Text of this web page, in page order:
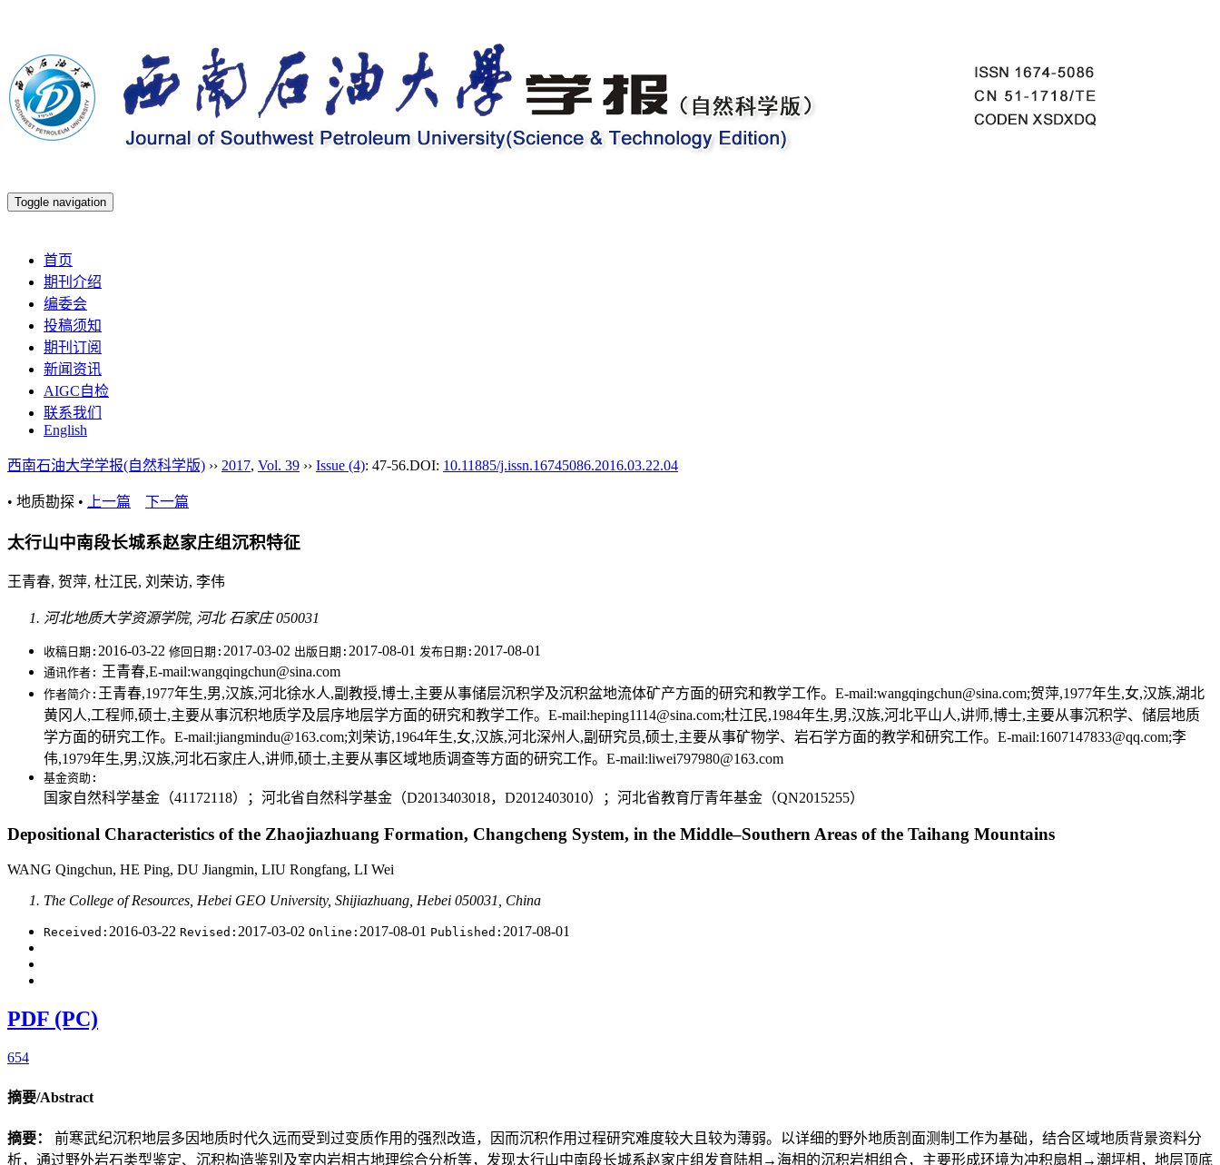
Toggle navigation
首页
期刊介绍
编委会
投稿须知
期刊订阅
新闻资讯
AIGC自检
联系我们
English
西南石油大学学报(自然科学版) ›› 2017, Vol. 39 ›› Issue (4): 47-56.DOI: 10.11885/j.issn.16745086.2016.03.22.04
• 地质勘探 • 上一篇 下一篇
太行山中南段长城系赵家庄组沉积特征
王青春, 贺萍, 杜江民, 刘荣访, 李伟
河北地质大学资源学院, 河北 石家庄 050031
收稿日期: 2016-03-22 修回日期: 2017-03-02 出版日期: 2017-08-01 发布日期: 2017-08-01
通讯作者: 王青春,E-mail:wangqingchun@sina.com
作者简介: 王青春,1977年生,男,汉族,河北徐水人,副教授,博士,主要从事储层沉积学及沉积盆地流体矿产方面的研究和教学工作。E-mail:wangqingchun@sina.com;贺萍,1977年生,女,汉族,湖北
黄冈人,工程师,硕士,主要从事沉积地质学及层序地层学方面的研究和教学工作。E-mail:heping1114@sina.com;杜江民,1984年生,男,汉族,河北平山人,讲师,博士,主要从事沉积学、储层地质
学方面的研究工作。E-mail:jiangmindu@163.com;刘荣访,1964年生,女,汉族,河北深州人,副研究员,硕士,主要从事矿物学、岩石学方面的教学和研究工作。E-mail:1607147833@qq.com;李
伟,1979年生,男,汉族,河北石家庄人,讲师,硕士,主要从事区域地质调查等方面的研究工作。E-mail:liwei797980@163.com
基金资助:
国家自然科学基金（41172118）；河北省自然科学基金（D2013403018，D2012403010）；河北省教育厅青年基金（QN2015255）
Depositional Characteristics of the Zhaojiazhuang Formation, Changcheng System, in the Middle–Southern Areas of the Taihang Mountains
WANG Qingchun, HE Ping, DU Jiangmin, LIU Rongfang, LI Wei
The College of Resources, Hebei GEO University, Shijiazhuang, Hebei 050031, China
Received: 2016-03-22 Revised: 2017-03-02 Online: 2017-08-01 Published: 2017-08-01
PDF (PC)
654
摘要/Abstract
摘要： 前寒武纪沉积地层多因地质时代久远而受到过变质作用的强烈改造，因而沉积作用过程研究难度较大且较为薄弱。以详细的野外地质剖面测制工作为基础，结合区域地质背景资料分
析，通过野外岩石类型鉴定、沉积构造鉴别及室内岩相古地理综合分析等，发现太行山中南段长城系赵家庄组发育陆相→海相的沉积岩相组合，主要形成环境为冲积扇相→潮坪相，地层顶底